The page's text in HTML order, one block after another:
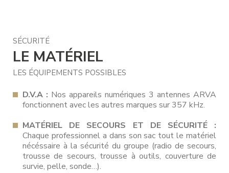
SÉCURITÉ
LE MATÉRIEL
LES ÉQUIPEMENTS POSSIBLES
D.V.A : Nos appareils numériques 3 antennes ARVA
fonctionnent avec les autres marques sur 357 kHz.
MATÉRIEL DE SECOURS ET DE SÉCURITÉ :
Chaque professionnel a dans son sac tout le matériel
nécéssaire à la sécurité du groupe (radio de secours,
trousse de secours, trousse à outils, couverture de
survie, pelle, sonde…).